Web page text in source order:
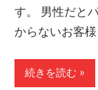
す。 男性だと
からないお客
続きを読む »